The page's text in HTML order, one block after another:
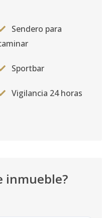
Sendero para
Sportbar
Vigilancia 24 horas
inmueble?